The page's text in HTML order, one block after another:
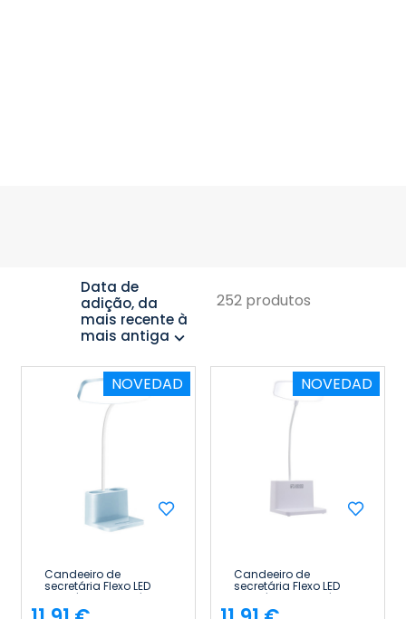
Data de
adição, da
mais recente à
mais antiga expand_more
252 produtos
NOVEDAD
Candeeiro de
secretária Flexo LED
regulável e ajustável
com porta-lápis «
NOVEDAD
Candeeiro de
secretária Flexo LED
regulável e ajustável
com porta-lápis «